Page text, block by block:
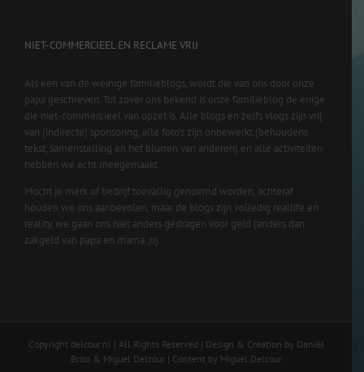
NIET-COMMERCIEEL EN RECLAME VRIJ
Als een van de weinige familieblogs, wordt die van ons door onze
papa geschreven. Tot zover ons bekend is onze familieblog de enige
die niet-commercieel van opzet is. Alle blogs en zelfs vlogs zijn vrij
van (indirecte) sponsoring, alle foto’s zijn onbewerkt (behoudens
tekst, samenstelling en het blurren van anderen) en alle activiteiten
hebben we echt meegemaakt.
Mocht je merk of bedrijf toevallig genoemd worden, achteraf
houden we ons aanbevolen, maar de blogs zijn volledig reallife en
reality, we gaan ons niet anders gedragen voor geld (anders dan
zakgeld van papa en mama ;o)
Copyright delcour.nl | All Rights Reserved | Design & Creation by Daniël
Brito & Miguel Delcour | Content by Miguel Delcour